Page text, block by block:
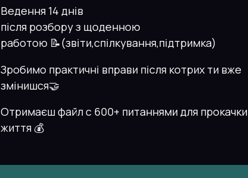
Ведення 14 днів
після розбору з щоденною
работою 📝(звіти,спілкування,підтримка)
Зробимо практичні вправи після котрих ти вже
змінишся🤝
Отримаєш файл с 600+ питаннями для прокачки
життя 💰